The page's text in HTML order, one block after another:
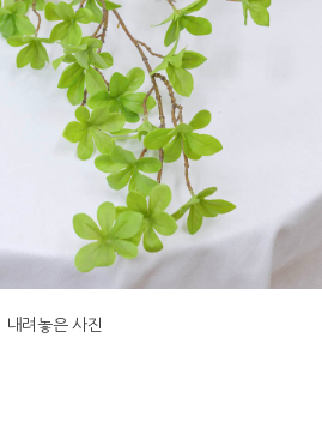
내려놓은 사진